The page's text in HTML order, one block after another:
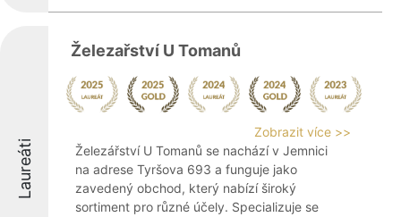
Laureáti
Železařství U Tomanů
Zobrazit více >>
Železářství U Tomanů se nachází v Jemnici
na adrese Tyršova 693 a funguje jako
zavedený obchod, který nabízí široký
sortiment pro různé účely. Specializuje se